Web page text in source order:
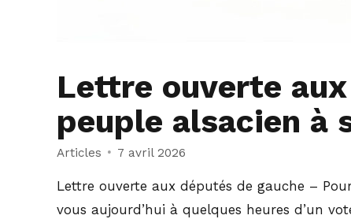
Lettre ouverte
peuple alsacien à
Articles 7 avril 2026
Lettre ouverte aux députés de gauche –
vous aujourd’hui à quelques heures d’un